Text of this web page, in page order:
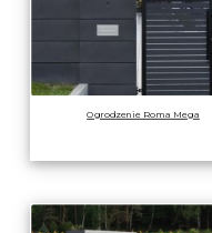
Ogrodzenie Roma Mega